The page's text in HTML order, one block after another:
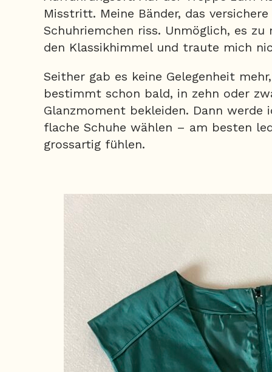
Misstritt. Meine Bänder, das
Schuhriemchen riss. Unmöglich, es
den Klassikhimmel und traute mich
Seither gab es keine Gelegenheit
bestimmt schon bald, in zehn oder
Glanzmoment bekleiden. Dann werde
flache Schuhe wählen – am besten
grossartig fühlen.